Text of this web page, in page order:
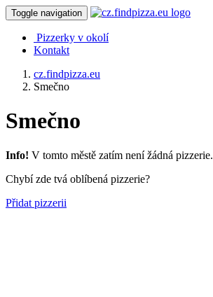
Toggle navigation
Pizzerky v okolí
Kontakt
cz.findpizza.eu
Smečno
Smečno
Info! V tomto městě zatím není žádná pizzerie.
Chybí zde tvá oblíbená pizzerie?
Přidat pizzerii